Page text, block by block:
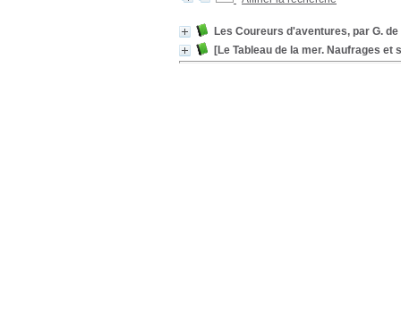
Les Coureurs d'aventures, par G. de
[Le Tableau de la mer. Naufrages et